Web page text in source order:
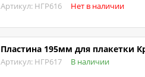
Артикул: НГР616 Нет в наличии
Пластина 195мм для плакетки
Артикул: НГР617 В наличии